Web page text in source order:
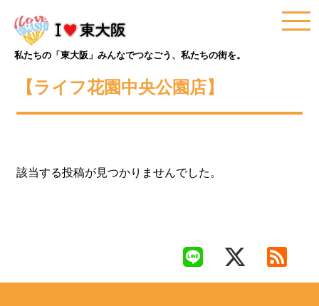
私たちの「東大阪」みんなでつなごう、私たちの街を。
【ライフ花園中央公園店】
該当する投稿が見つかりませんでした。